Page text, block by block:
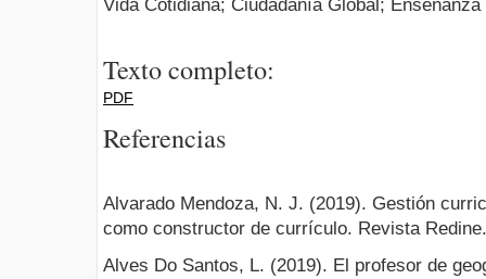
Vida Cotidiana; Ciudadanía Global;
Texto completo:
PDF
Referencias
Alvarado Mendoza, N. J. (2019). Gestión
como constructor de currículo. Revista
Alves Do Santos, L. (2019). El profesor de